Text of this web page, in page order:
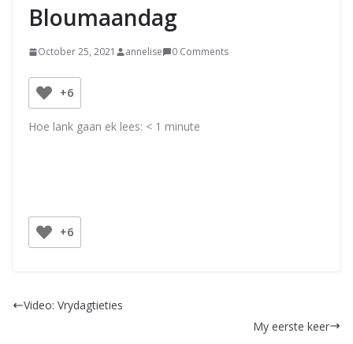
Bloumaandag
October 25, 2021 annelise 0 Comments
+6
Hoe lank gaan ek lees: < 1 minute
+6
Video: Vrydagtieties
My eerste keer